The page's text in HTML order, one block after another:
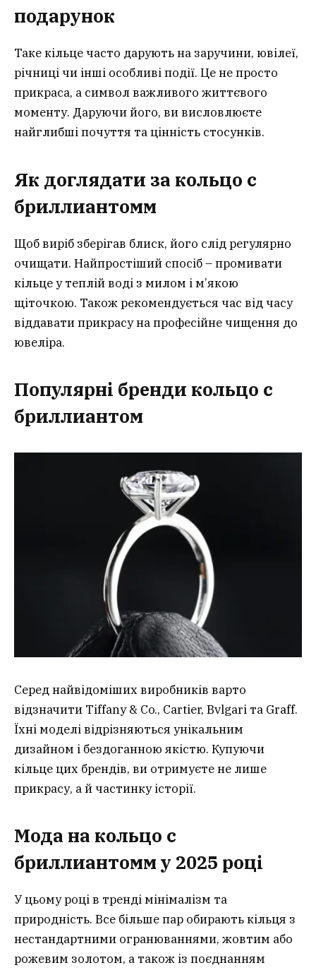
подарунок
Таке кільце часто дарують на заручини, ювілеї,
річниці чи інші особливі події. Це не просто
прикраса, а символ важливого життєвого
моменту. Даруючи його, ви висловлюєте
найглибші почуття та цінність стосунків.
Як доглядати за кольцо с
бриллиантомм
Щоб виріб зберігав блиск, його слід регулярно
очищати. Найпростіший спосіб – промивати
кільце у теплій воді з милом і м’якою
щіточкою. Також рекомендується час від часу
віддавати прикрасу на професійне чищення до
ювеліра.
Популярні бренди кольцо с
бриллиантом
Серед найвідоміших виробників варто
відзначити Tiffany & Co., Cartier, Bvlgari та Graff.
Їхні моделі відрізняються унікальним
дизайном і бездоганною якістю. Купуючи
кільце цих брендів, ви отримуєте не лише
прикрасу, а й частинку історії.
Мода на кольцо с
бриллиантомм у 2025 році
У цьому році в тренді мінімалізм та
природність. Все більше пар обирають кільця з
нестандартними огранюваннями, жовтим або
рожевим золотом, а також із поєднанням